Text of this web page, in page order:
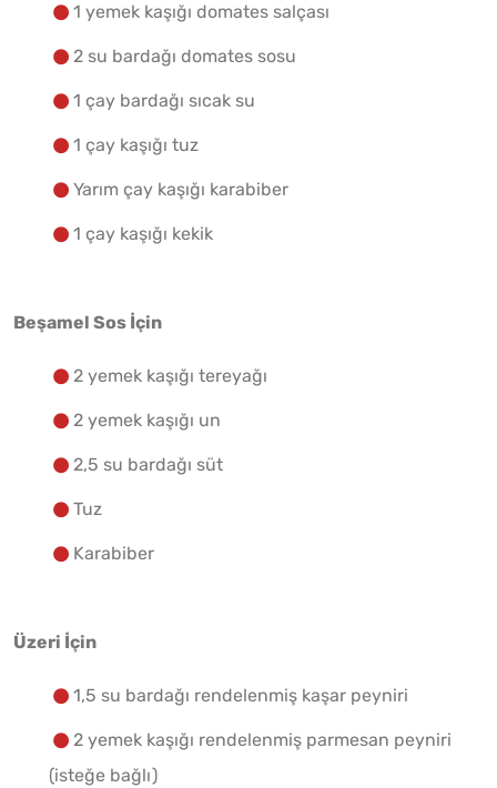
1 yemek kaşığı domates salçası
2 su bardağı domates sosu
1 çay bardağı sıcak su
1 çay kaşığı tuz
Yarım çay kaşığı karabiber
1 çay kaşığı kekik
Beşamel Sos İçin
2 yemek kaşığı tereyağı
2 yemek kaşığı un
2,5 su bardağı süt
Tuz
Karabiber
Üzeri İçin
1,5 su bardağı rendelenmiş kaşar peyniri
2 yemek kaşığı rendelenmiş parmesan peyniri
(isteğe bağlı)